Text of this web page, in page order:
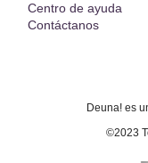
Centro de ayuda
Contáctanos
Deuna! es
©2023